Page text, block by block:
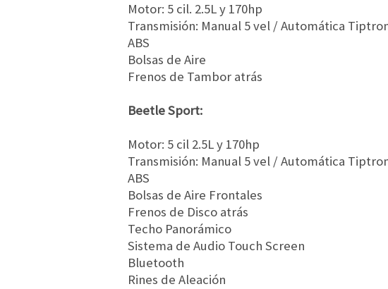
Motor: 5 cil. 2.5L y 170hp
Transmisión: Manual 5 vel / Automática
ABS
Bolsas de Aire
Frenos de Tambor atrás
Beetle Sport:
Motor: 5 cil 2.5L y 170hp
Transmisión: Manual 5 vel / Automática
ABS
Bolsas de Aire Frontales
Frenos de Disco atrás
Techo Panorámico
Sistema de Audio Touch Screen
Bluetooth
Rines de Aleación